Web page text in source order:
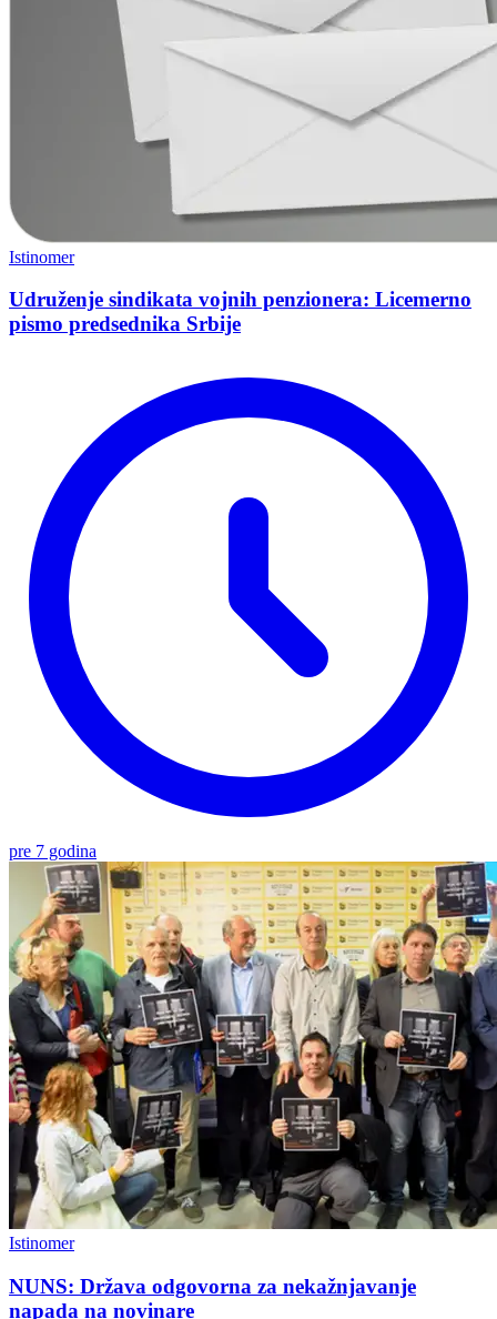
Istinomer
Udruženje sindikata vojnih penzionera: Licemerno
pismo predsednika Srbije
pre 7 godina
Istinomer
NUNS: Država odgovorna za nekažnjavanje
napada na novinare